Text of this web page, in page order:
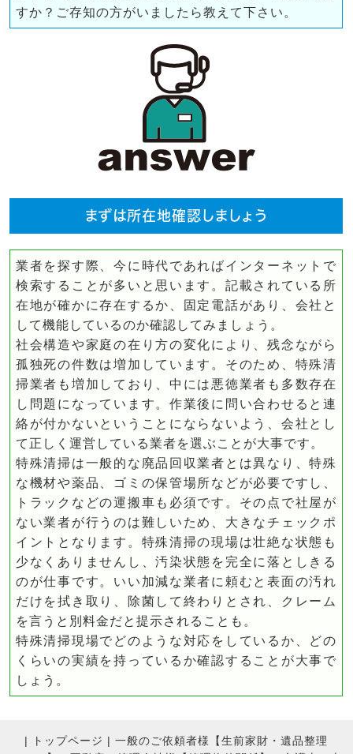
すか？ご存知の方がいましたら教えて下さい。
まずは所在地確認しましょう
業者を探す際、今に時代であればインターネットで
検索することが多いと思います。記載されている所
在地が確かに存在するか、固定電話があり、会社と
して機能しているのか確認してみましょう。
社会構造や家庭の在り方の変化により、残念ながら
孤独死の件数は増加しています。そのため、特殊清
掃業者も増加しており、中には悪徳業者も多数存在
し問題になっています。作業後に問い合わせると連
絡が付かないということにならないよう、会社とし
て正しく運営している業者を選ぶことが大事です。
特殊清掃は一般的な廃品回収業者とは異なり、特殊
な機材や薬品、ゴミの保管場所などが必要ですし、
トラックなどの運搬車も必須です。その点で社屋が
ない業者が行うのは難しいため、大きなチェックポ
イントとなります。特殊清掃の現場は壮絶な状態も
少なくありませんし、汚染状態を完全に落としきる
のが仕事です。いい加減な業者に頼むと表面の汚れ
だけを拭き取り、除菌して終わりとされ、クレーム
を言うと別料金だと提示されることも。
特殊清掃現場でどのような対応をしているか、どの
くらいの実績を持っているか確認することが大事で
しょう。
| トップページ | 一般のご依頼者様【生前家財・遺品整理